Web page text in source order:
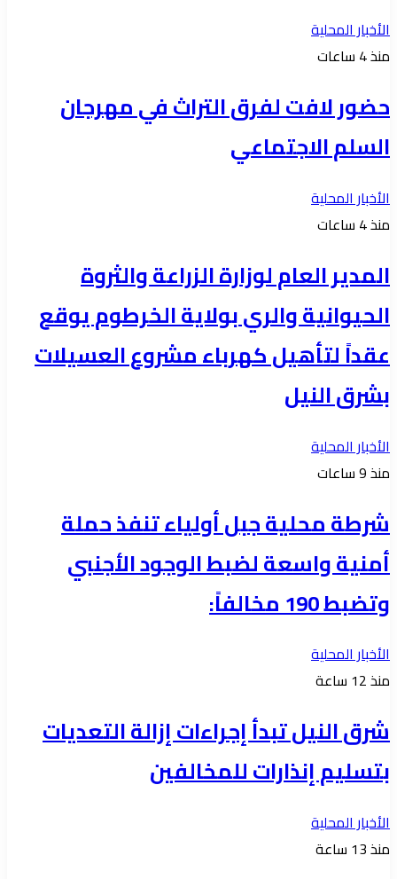
الأخبار المحلية
منذ 4 ساعات
حضور لافت لفرق التراث في مهرجان
السلم الاجتماعي
الأخبار المحلية
منذ 4 ساعات
المدير العام لوزارة الزراعة والثروة
الحيوانية والري بولاية الخرطوم يوقع
عقداً لتأهيل كهرباء مشروع العسيلات
بشرق النيل
الأخبار المحلية
منذ 9 ساعات
شرطة محلية جبل أولياء تنفذ حملة
أمنية واسعة لضبط الوجود الأجنبي
وتضبط 190 مخالفاً:
الأخبار المحلية
منذ 12 ساعة
شرق النيل تبدأ إجراءات إزالة التعديات
بتسليم إنذارات للمخالفين
الأخبار المحلية
منذ 13 ساعة